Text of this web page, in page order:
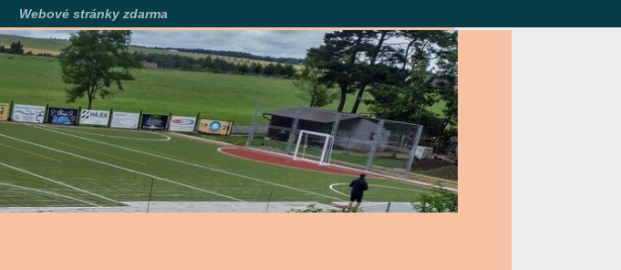
Webové stránky zdarma